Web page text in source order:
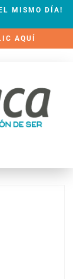
MISMO DÍA!
AQUÍ